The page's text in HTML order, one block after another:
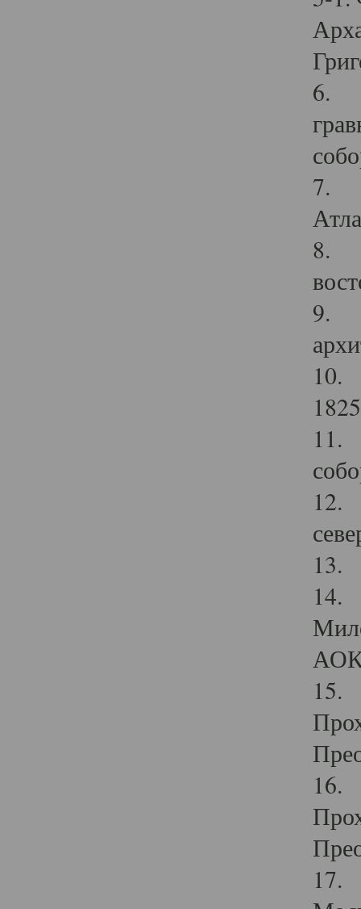
6.
7.
8.
9.
10.
11.
12.
13.
14.
15.
16.
17.